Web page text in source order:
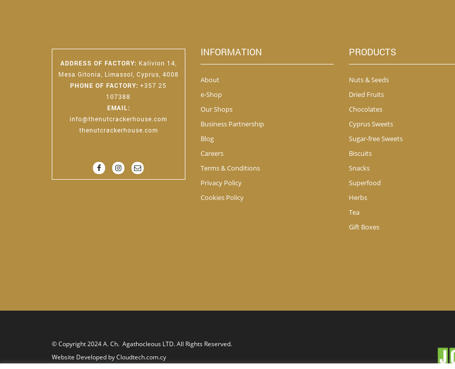
ADDRESS OF FACTORY: Kalivion 14,
Mesa Gitonia, Limassol, Cyprus, 4008
PHONE OF FACTORY: +357 25
107388
EMAIL:
info@thenutcrackerhouse.com
thenutcrackerhouse.com
INFORMATION
About
e-Shop
Our Shops
Business Partnership
Blog
Careers
Terms & Conditions
Privacy Policy
Cookies Policy
PRODUCTS
Nuts & Seeds
Dried Fruits
Chocolates
Cyprus Sweets
Sugar-free Sweets
Biscuits
Snacks
Superfood
Herbs
Tea
Gift Boxes
© Copyright 2024 A. Ch. Agathocleous LTD. All Rights Reserved.
Website Developed byCloudtech.com.cy